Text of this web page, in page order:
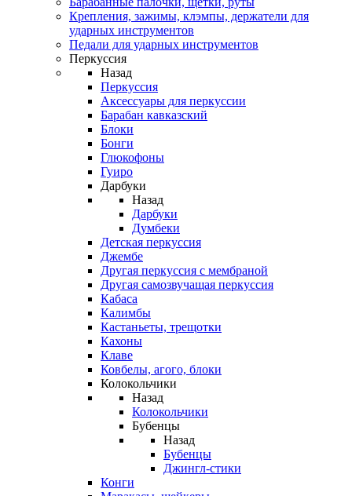
Крепления, зажимы, клэмпы, держатели для
ударных инструментов
Педали для ударных инструментов
Перкуссия
Назад
Перкуссия
Аксессуары для перкуссии
Барабан кавказский
Блоки
Бонги
Глюкофоны
Гуиро
Дарбуки
Назад
Дарбуки
Думбеки
Детская перкуссия
Джембе
Другая перкуссия с мембраной
Другая самозвучащая перкуссия
Кабаса
Калимбы
Кастаньеты, трещотки
Кахоны
Клаве
Ковбелы, агого, блоки
Колокольчики
Назад
Колокольчики
Бубенцы
Назад
Бубенцы
Джингл-стики
Конги